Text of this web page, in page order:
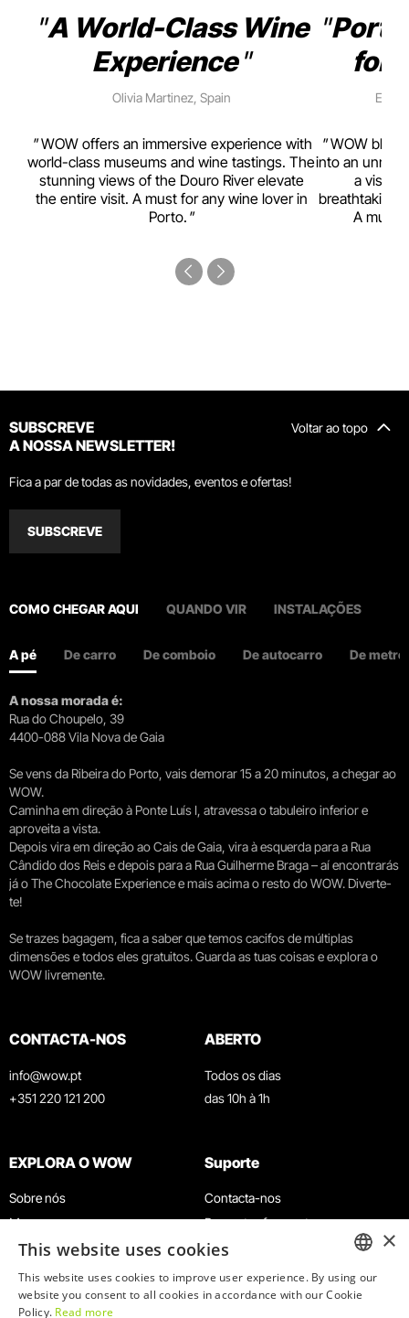
A World-Class Wine
Experience
Olivia Martinez, Spain
WOW offers an immersive experience with
world-class museums and wine tastings. The
stunning views of the Douro River elevate
the entire visit. A must for any wine lover in
Porto.
for
WOW
into an
a visual
breathtaking
A must-
Voltar ao topo
SUBSCREVE
A NOSSA NEWSLETTER!
Fica a par de todas as novidades, eventos e ofertas!
SUBSCREVE
COMO CHEGAR AQUI QUANDO VIR INSTALAÇÕES
A pé De carro De comboio De autocarro De metro
A nossa morada é:
Rua do Choupelo, 39
4400-088 Vila Nova de Gaia
Se vens da Ribeira do Porto, vais demorar 15 a 20 minutos, a chegar ao
WOW.
Caminha em direção à Ponte Luís I, atravessa o tabuleiro inferior e
aproveita a vista.
Depois vira em direção ao Cais de Gaia, vira à esquerda para a Rua
Cândido dos Reis e depois para a Rua Guilherme Braga – aí encontrarás
já o The Chocolate Experience e mais acima o resto do WOW. Diverte-
te!
Se trazes bagagem, fica a saber que temos cacifos de múltiplas
dimensões e todos eles gratuitos. Guarda as tuas coisas e explora o
WOW livremente.
CONTACTA-NOS
info@wow.pt
+351 220 121 200
ABERTO
Todos os dias
das 10h à 1h
EXPLORA O WOW
Sobre nós
Museus
Agenda
Notícias
Restaurantes
Suporte
Contacta-nos
Perguntas frequentes
Termos e Condições
Política de privacidade e cookies
Trabalha connosco
ENGLISH
×
This website uses cookies
This website uses cookies to improve user experience. By using our
website you consent to all cookies in accordance with our Cookie
Policy. Read more